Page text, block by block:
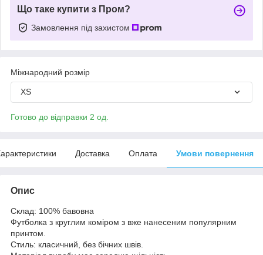
Що таке купити з Пром?
Замовлення під захистом
Міжнародний розмір
XS
Готово до відправки 2 од.
Доставка Оплата Умови повернення
Опис
Склад: 100% бавовна
Футболка з круглим коміром з вже нанесеним популярним
принтом.
Стиль: класичний, без бічних швів.